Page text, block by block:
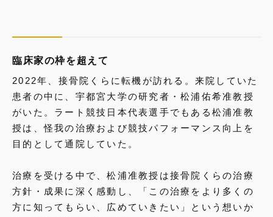
臨床家の枠を超えて
2022年、接骨院くらに転機が訪れる。来院していた
患者の中に、宇都宮大学の研究者・松浦佑希准教授
がいた。ラート競技日本代表選手でもある松浦准教
授は、怪我の治療および競技パフォーマンス向上を
目的として通院していた。
治療を受ける中で、松浦准教授は接骨院くらの治療
方針・成果に深く感動し、「この治療をより多くの
方に知ってもらい、広めていきたい」という想いか